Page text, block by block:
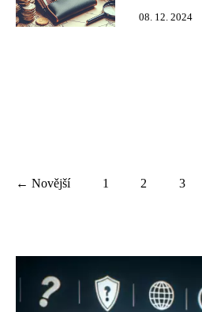
08. 12. 2024
← Novější 1 2 3